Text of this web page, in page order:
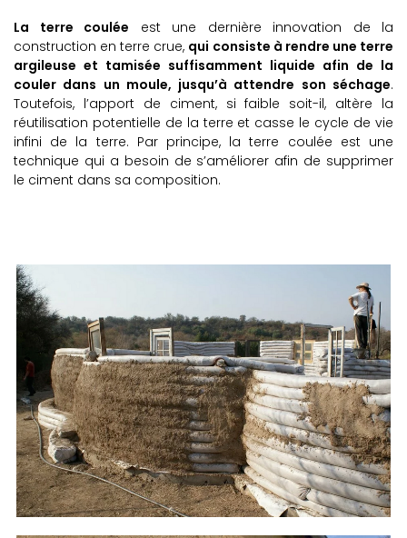
La terre coulée est une dernière innovation de la
construction en terre crue, qui consiste à rendre une terre
argileuse et tamisée suffisamment liquide afin de la
couler dans un moule, jusqu’à attendre son séchage.
Toutefois, l’apport de ciment, si faible soit-il, altère la
réutilisation potentielle de la terre et casse le cycle de vie
infini de la terre. Par principe, la terre coulée est une
technique qui a besoin de s’améliorer afin de supprimer
le ciment dans sa composition.